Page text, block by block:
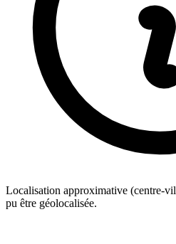
Localisation approximative (centre-
pu être géolocalisée.